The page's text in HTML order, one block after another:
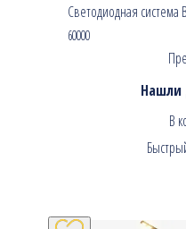
Светодиодная
60000
Нашли
В